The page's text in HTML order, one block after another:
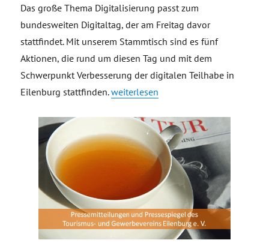
Das große Thema Digitalisierung passt zum
bundesweiten Digitaltag, der am Freitag davor
stattfindet. Mit unserem Stammtisch sind es fünf
Aktionen, die rund um diesen Tag und mit dem
Schwerpunkt Verbesserung der digitalen Teilhabe in
Eilenburg stattfinden.„Eilenburg und der bundesweite
weiterlesen